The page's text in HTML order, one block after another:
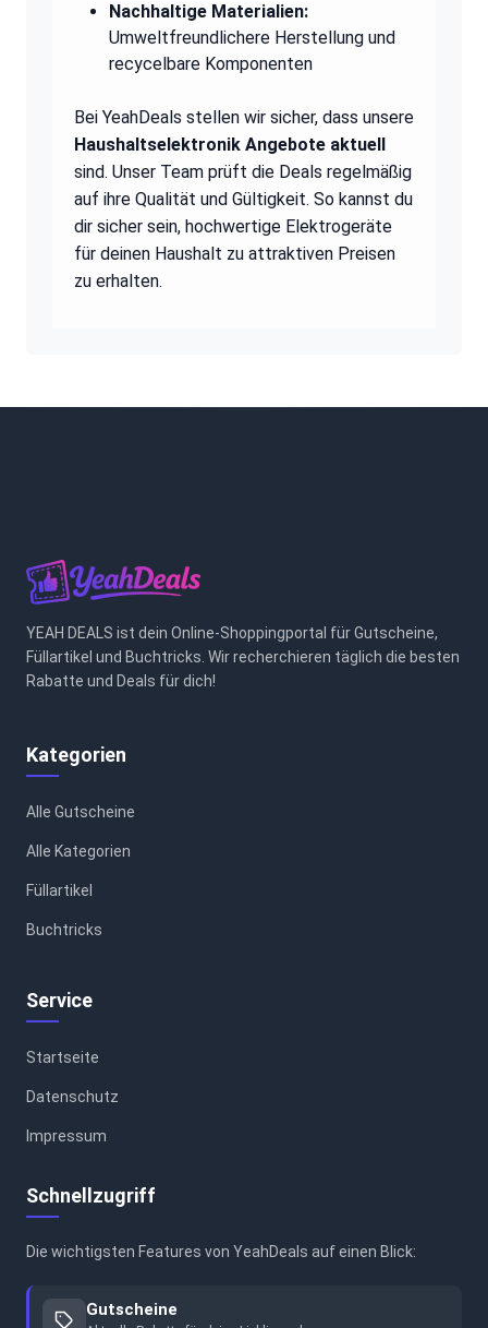
Nachhaltige Materialien:
Umweltfreundlichere Herstellung und
recycelbare Komponenten
Bei YeahDeals stellen wir sicher, dass unsere
Haushaltselektronik Angebote aktuell
sind. Unser Team prüft die Deals regelmäßig
auf ihre Qualität und Gültigkeit. So kannst du
dir sicher sein, hochwertige Elektrogeräte
für deinen Haushalt zu attraktiven Preisen
zu erhalten.
YEAH DEALS ist dein Online-Shoppingportal für Gutscheine,
Füllartikel und Buchtricks. Wir recherchieren täglich die besten
Rabatte und Deals für dich!
Kategorien
Alle Gutscheine
Alle Kategorien
Füllartikel
Buchtricks
Service
Startseite
Datenschutz
Impressum
Schnellzugriff
Die wichtigsten Features von YeahDeals auf einen Blick:
Gutscheine